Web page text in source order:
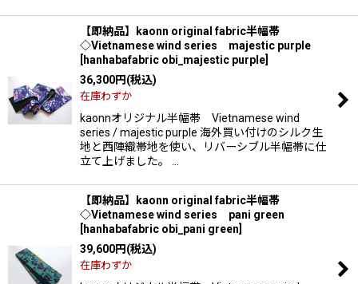
【即納品】kaonn original fabric半幅帯
◇Vietnamese wind series majestic purple
hanhabafabric obi_majestic purple
36,300円(税込)
在庫わずか
kaonnオリジナル半幅帯 Vietnamese wind
series / majestic purple 海外買い付けのシルク生
地と西陣織帯地を使い、リバーシブル半幅帯に仕
立て上げました。 …
【即納品】kaonn original fabric半幅帯
◇Vietnamese wind series pani green
hanhabafabric obi_pani green
39,600円(税込)
在庫わずか